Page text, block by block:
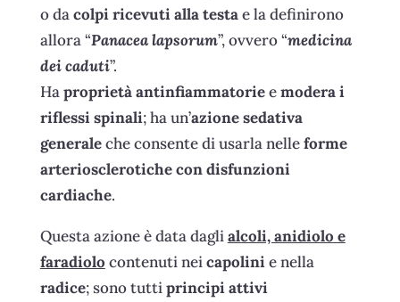
o dacolpi ricevuti alla testae la definirono
allora “Panacea lapsorum”, ovvero “medicina
dei caduti”.
Haproprietà antinfiammatorieemodera i
riflessi spinali; ha un’azione sedativa
generaleche consente di usarla nelleforme
arteriosclerotiche con disfunzioni
cardiache.
Questa azione è data daglialcoli, anidiolo e
faradiolo contenuti neicapolinie nella
radice; sono tuttiprincipi attivi